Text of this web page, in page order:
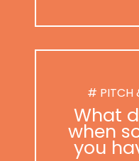
# PITCH
What
when
you